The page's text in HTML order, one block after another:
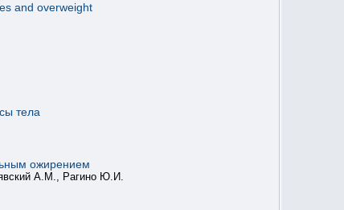
and overweight
тела
ожирением
А.М., Рагино Ю.И.